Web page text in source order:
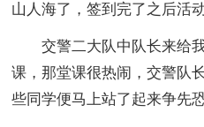
山人海了，签到完了之后活
交警二大队中队长来给我
课，那堂课很热闹，交警队
些同学便马上站了起来争先